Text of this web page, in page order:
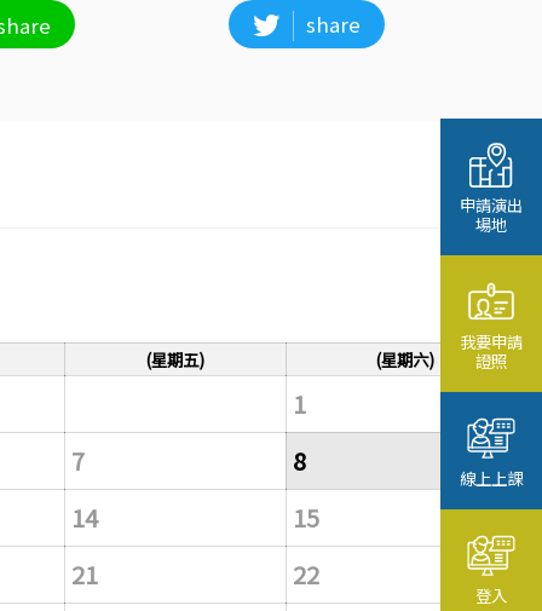
share
(星期五) (星期六)
1
7
8
14
15
21
22
申請演出
場地
我要申請
證照
線上上課
登入